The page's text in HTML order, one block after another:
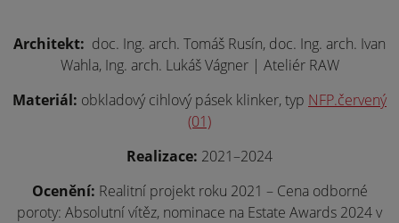
Architekt: doc. Ing. arch. Tomáš Rusín, doc. Ing. arch. Ivan
Wahla, Ing. arch. Lukáš Vágner | Ateliér RAW
Materiál: obkladový cihlový pásek klinker, typ NFP.červený
(01)
Realizace: 2021–2024
Ocenění: Realitní projekt roku 2021 – Cena odborné
poroty: Absolutní vítěz, nominace na Estate Awards 2024 v